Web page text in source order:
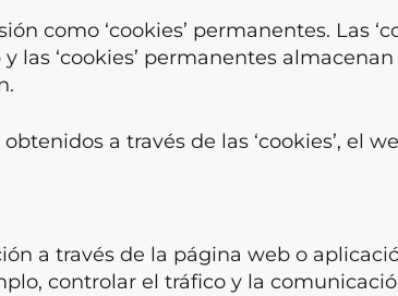
como ‘cookies’ permanentes. Las
‘cookies’ permanentes
a través de las ‘cookies’, el
a través de la página web o
controlar el tráfico y la